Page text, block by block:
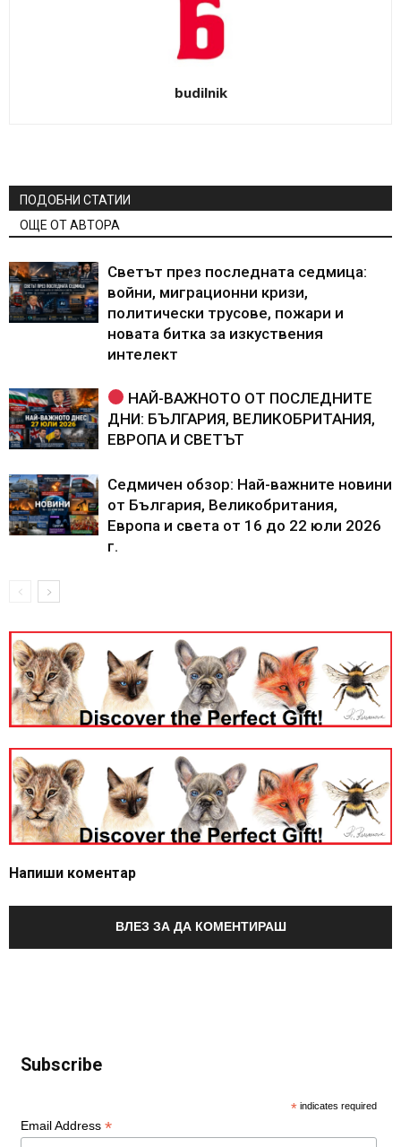
budilnik
ПОДОБНИ СТАТИИ
ОЩЕ ОТ АВТОРА
Светът през последната седмица:
войни, миграционни кризи,
политически трусове, пожари и
новата битка за изкуствения
интелект
НАЙ-ВАЖНОТО ОТ ПОСЛЕДНИТЕ
ДНИ: БЪЛГАРИЯ, ВЕЛИКОБРИТАНИЯ,
ЕВРОПА И СВЕТЪТ
Седмичен обзор: Най-важните новини
от България, Великобритания,
Европа и света от 16 до 22 юли 2026
г.
Напиши коментар
ВЛЕЗ ЗА ДА КОМЕНТИРАШ
Subscribe
* indicates required
Email Address *